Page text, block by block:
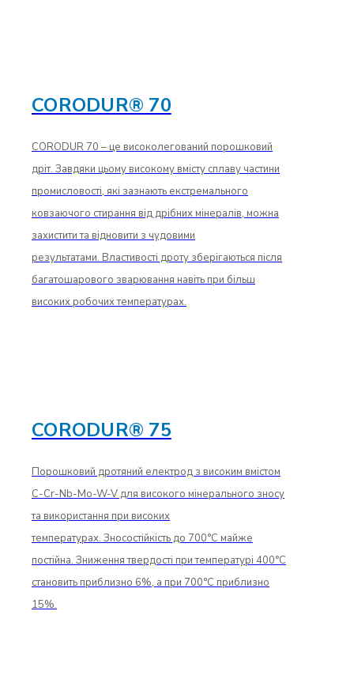
CORODUR® 70
CORODUR 70 – це високолегований порошковий
дріт. Завдяки цьому високому вмісту сплаву частини
промисловості, які зазнають екстремального
ковзаючого стирання від дрібних мінералів, можна
захистити та відновити з чудовими
результатами. Властивості дроту зберігаються після
багатошарового зварювання навіть при більш
високих робочих температурах.
CORODUR® 75
Порошковий дротяний електрод з високим вмістом
C-Cr-Nb-Mo-W-V для високого мінерального зносу
та використання при високих
температурах. Зносостійкість до 700°C майже
постійна. Зниження твердості при температурі 400°C
становить приблизно 6%, а при 700°C приблизно
15%.